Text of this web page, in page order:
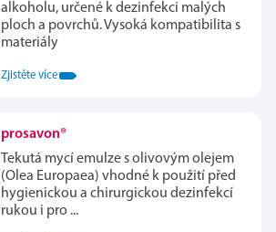
alkoholu, určené k dezinfekci malých
ploch a povrchů. Vysoká kompatibilita s
materiály
Zjistěte více
prosavon®
Tekutá mycí emulze s olivovým olejem
(Olea Europaea) vhodné k použití před
hygienickou a chirurgickou dezinfekcí
rukou i pro ...